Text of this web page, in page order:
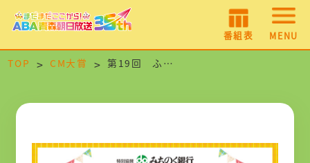
番組表 MENU
TOP CM大賞 第19回 ふるさと自慢わがまちCM大賞